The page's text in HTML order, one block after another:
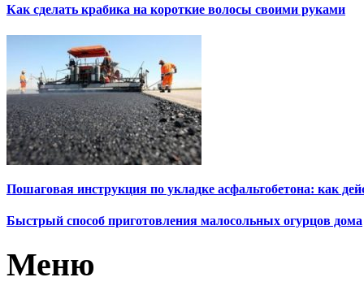
Как сделать крабика на короткие волосы своими руками
Пошаговая инструкция по укладке асфальтобетона: как
Быстрый способ приготовления малосольных огурцов дома
Меню